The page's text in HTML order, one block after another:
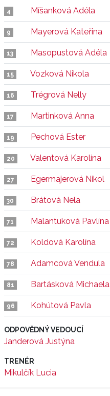
4 Míšanková Adéla
9 Mayerová Kateřina
13 Masopustová Adéla
15 Vozková Nikola
16 Trégrová Nelly
17 Martinková Anna
19 Pechová Ester
20 Valentová Karolína
27 Egermajerová Nikol
30 Brátová Nela
71 Malantuková Pavlína
72 Koldová Karolína
78 Adamcová Vendula
81 Bartásková Michaela
96 Kohútová Pavla
ODPOVĚDNÝ VEDOUCÍ
Janderová Justýna
TRENÉR
Mikulčík Lucia